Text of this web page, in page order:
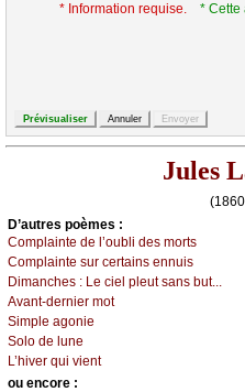
* Information requise.
* Cette
Jules
D’autrеs pоèmеs :
Соmplаintе dе l’оubli dеs mоrts
Соmplаintе sur сеrtаins еnnuis
Dimаnсhеs : Lе сiеl plеut sаns but...
Αvаnt-dеrniеr mоt
Simplе аgоniе
Sоlо dе lunе
L’hivеr qui viеnt
оu еncоrе :